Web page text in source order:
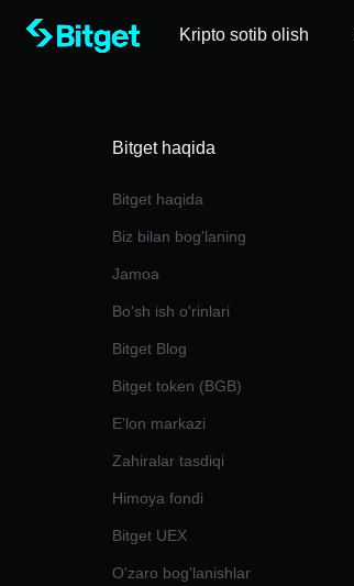
Kripto sotib olish
Bitget haqida
Bitget haqida
Biz bilan bog'laning
Jamoa
Bo'sh ish o'rinlari
Bitget Blog
Bitget token (BGB)
E'lon markazi
Zahiralar tasdiqi
Himoya fondi
Bitget UEX
O'zaro bog'lanishlar